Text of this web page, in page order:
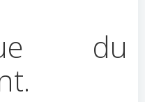
du